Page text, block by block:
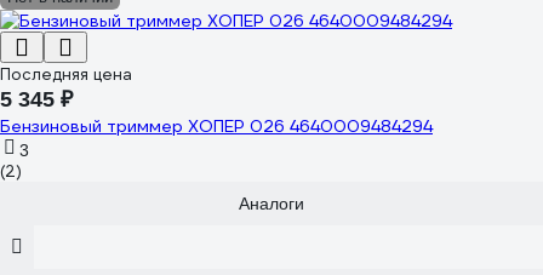
Последняя цена
5 345 ₽
Бензиновый триммер ХОПЕР 026 4640009484294
3
(2)
Аналоги